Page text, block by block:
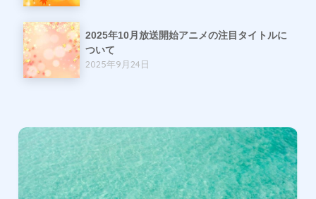
2025年10月放送開始アニメの注目タイトルに
ついて
2025年9月24日